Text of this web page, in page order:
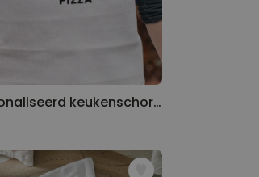
Gepersonaliseerd keukenschort met pizza en naam